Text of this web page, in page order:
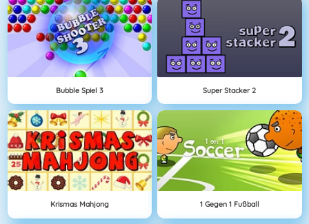
Bubble Spiel 3 Super Stacker 2
Krismas Mahjong 1 Gegen 1 Fußball